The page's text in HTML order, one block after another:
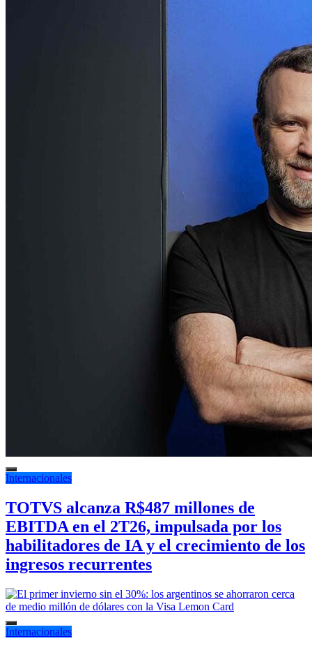
Internacionales
TOTVS alcanza R$487 millones de
EBITDA en el 2T26, impulsada por los
habilitadores de IA y el crecimiento de los
ingresos recurrentes
Internacionales